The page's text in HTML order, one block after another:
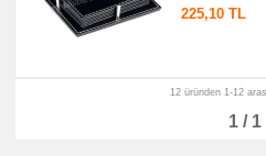
225,10 TL
12 üründen 1-12
1 / 1
promosyon
Diğer
Ürünler